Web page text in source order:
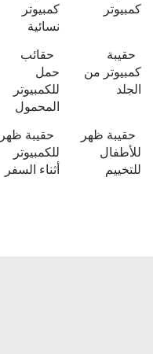
كمبيوتر
كمبيوتر
نسائية
حقيبة
كمبيوتر من
الجلد
حقائب
حمل
للكمبيوتر
المحمول
حقيبة ظهر
للأطفال
للتخييم
حقيبة ظهر
للكمبيوتر
أثناء السفر